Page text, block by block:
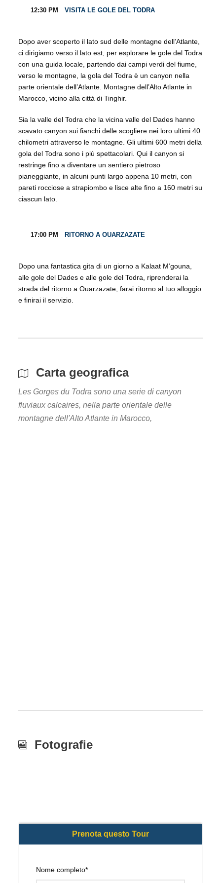
Nome completo*
12:30 PM VISITA LE GOLE DEL TODRA
Dopo aver scoperto il lato sud delle montagne dell’Atlante,
ci dirigiamo verso il lato est, per esplorare le gole del Todra
con una guida locale, partendo dai campi verdi del fiume,
verso le montagne, la gola del Todra è un canyon nella
parte orientale dell’Atlante. Montagne dell’Alto Atlante in
Marocco, vicino alla città di Tinghir.
Sia la valle del Todra che la vicina valle del Dades hanno
scavato canyon sui fianchi delle scogliere nei loro ultimi 40
chilometri attraverso le montagne. Gli ultimi 600 metri della
gola del Todra sono i più spettacolari. Qui il canyon si
restringe fino a diventare un sentiero pietroso
pianeggiante, in alcuni punti largo appena 10 metri, con
pareti rocciose a strapiombo e lisce alte fino a 160 metri su
ciascun lato.
17:00 PM RITORNO A OUARZAZATE
Dopo una fantastica gita di un giorno a Kalaat M’gouna,
alle gole del Dades e alle gole del Todra, riprenderai la
strada del ritorno a Ouarzazate, farai ritorno al tuo alloggio
e finirai il servizio.
Carta geografica
Les Gorges du Todra sono una serie di canyon
fluviaux calcaires, nella parte orientale delle
montagne dell'Alto Atlante in Marocco,
Fotografie